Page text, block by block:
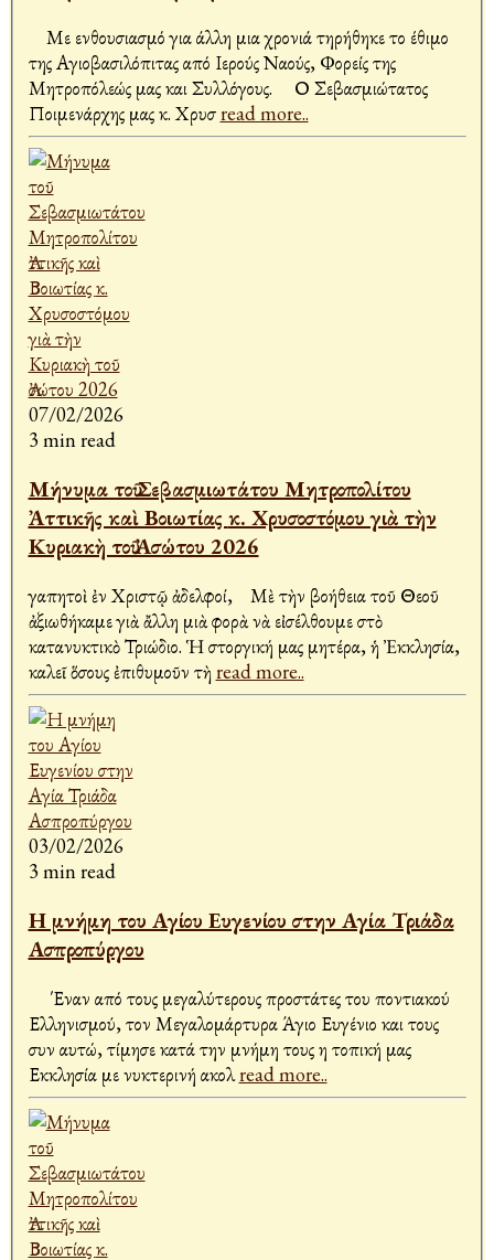
Με ενθουσιασμό για άλλη μια χρονιά τηρήθηκε το έθιμο
της Αγιοβασιλόπιτας από Ιερούς Ναούς, Φορείς της
Μητροπόλεώς μας και Συλλόγους. Ο Σεβασμιώτατος
Ποιμενάρχης μας κ. Χρυσread more..
07/02/2026
3 min read
Μήνυμα τοῦ Σεβασμιωτάτου Μητροπολίτου
Ἀττικῆς καὶ Βοιωτίας κ. Χρυσοστόμου γιὰ τὴν
Κυριακὴ τοῦ Ἀσώτου 2026
Ἀγαπητοὶ ἐν Χριστῷ ἀδελφοί, Μὲ τὴν βοήθεια τοῦ Θεοῦ
ἀξιωθήκαμε γιὰ ἄλλη μιὰ φορὰ νὰ εἰσέλθουμε στὸ
κατανυκτικὸ Τριώδιο. Ἡ στοργική μας μητέρα, ἡ Ἐκκλησία,
καλεῖ ὅσους ἐπιθυμοῦν τὴ read more..
03/02/2026
3 min read
Η μνήμη του Αγίου Ευγενίου στην Αγία Τριάδα
Ασπροπύργου
Έναν από τους μεγαλύτερους προστάτες του ποντιακού
Ελληνισμού, τον Μεγαλομάρτυρα Άγιο Ευγένιο και τους
συν αυτώ, τίμησε κατά την μνήμη τους η τοπική μας
Εκκλησία με νυκτερινή ακολread more..